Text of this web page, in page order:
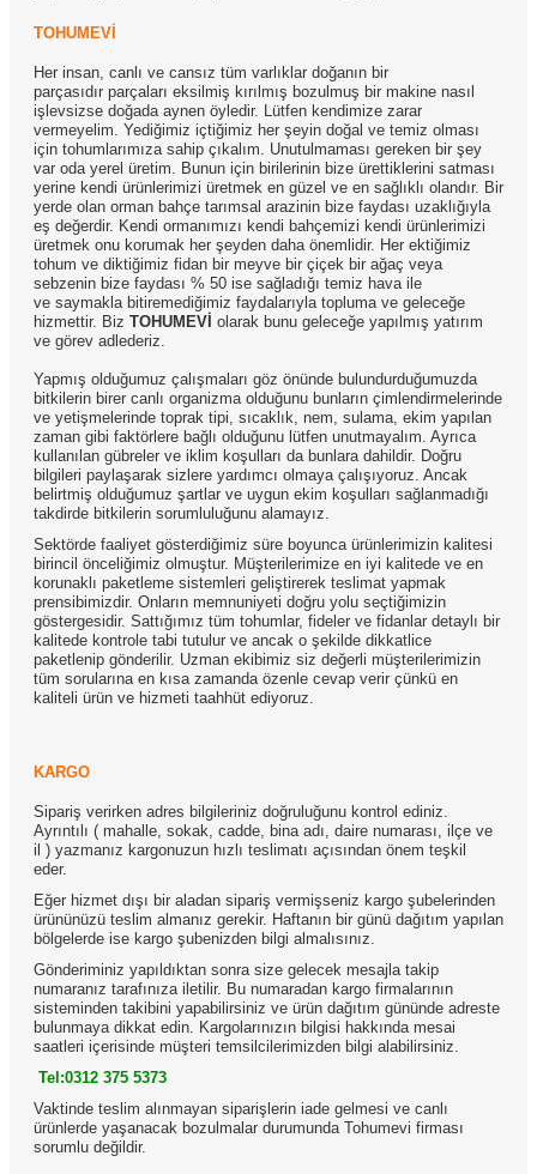
TOHUMEVİ
Her insan, canlı ve cansız tüm varlıklar doğanın bir
parçasıdır parçaları eksilmiş kırılmış bozulmuş bir makine nasıl
işlevsizse doğada aynen öyledir. Lütfen kendimize zarar
vermeyelim. Yediğimiz içtiğimiz her şeyin doğal ve temiz olması
için tohumlarımıza sahip çıkalım. Unutulmaması gereken bir şey
var oda yerel üretim. Bunun için birilerinin bize ürettiklerini satması
yerine kendi ürünlerimizi üretmek en güzel ve en sağlıklı olandır. Bir
yerde olan orman bahçe tarımsal arazinin bize faydası uzaklığıyla
eş değerdir. Kendi ormanımızı kendi bahçemizi kendi ürünlerimizi
üretmek onu korumak her şeyden daha önemlidir. Her ektiğimiz
tohum ve diktiğimiz fidan bir meyve bir çiçek bir ağaç veya
sebzenin bize faydası % 50 ise sağladığı temiz hava ile
ve saymakla bitiremediğimiz faydalarıyla topluma ve geleceğe
hizmettir. Biz TOHUMEVİ olarak bunu geleceğe yapılmış yatırım
ve görev adlederiz.
Yapmış olduğumuz çalışmaları göz önünde bulundurduğumuzda
bitkilerin birer canlı organizma olduğunu bunların çimlendirmelerinde
ve yetişmelerinde toprak tipi, sıcaklık, nem, sulama, ekim yapılan
zaman gibi faktörlere bağlı olduğunu lütfen unutmayalım. Ayrıca
kullanılan gübreler ve iklim koşulları da bunlara dahildir. Doğru
bilgileri paylaşarak sizlere yardımcı olmaya çalışıyoruz. Ancak
belirtmiş olduğumuz şartlar ve uygun ekim koşulları sağlanmadığı
takdirde bitkilerin sorumluluğunu alamayız.
Sektörde faaliyet gösterdiğimiz süre boyunca ürünlerimizin kalitesi
birincil önceliğimiz olmuştur. Müşterilerimize en iyi kalitede ve en
korunaklı paketleme sistemleri geliştirerek teslimat yapmak
prensibimizdir. Onların memnuniyeti doğru yolu seçtiğimizin
göstergesidir. Sattığımız tüm tohumlar, fideler ve fidanlar detaylı bir
kalitede kontrole tabi tutulur ve ancak o şekilde dikkatlice
paketlenip gönderilir. Uzman ekibimiz siz değerli müşterilerimizin
tüm sorularına en kısa zamanda özenle cevap verir çünkü en
kaliteli ürün ve hizmeti taahhüt ediyoruz.
KARGO
Sipariş verirken adres bilgileriniz doğruluğunu kontrol ediniz.
Ayrıntılı ( mahalle, sokak, cadde, bina adı, daire numarası, ilçe ve
il ) yazmanız kargonuzun hızlı teslimatı açısından önem teşkil
eder.
Eğer hizmet dışı bir aladan sipariş vermişseniz kargo şubelerinden
ürününüzü teslim almanız gerekir. Haftanın bir günü dağıtım yapılan
bölgelerde ise kargo şubenizden bilgi almalısınız.
Gönderiminiz yapıldıktan sonra size gelecek mesajla takip
numaranız tarafınıza iletilir. Bu numaradan kargo firmalarının
sisteminden takibini yapabilirsiniz ve ürün dağıtım gününde adreste
bulunmaya dikkat edin. Kargolarınızın bilgisi hakkında mesai
saatleri içerisinde müşteri temsilcilerimizden bilgi alabilirsiniz.
Tel:0312 375 5373
Vaktinde teslim alınmayan siparişlerin iade gelmesi ve canlı
ürünlerde yaşanacak bozulmalar durumunda Tohumevi firması
sorumlu değildir.